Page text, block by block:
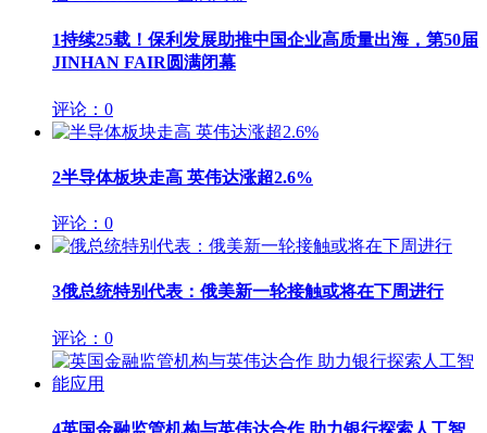
1持续25载！保利发展助推中国企业高质量出海，第50届
JINHAN FAIR圆满闭幕
评论：0
2半导体板块走高 英伟达涨超2.6%
评论：0
3俄总统特别代表：俄美新一轮接触或将在下周进行
评论：0
4英国金融监管机构与英伟达合作 助力银行探索人工智